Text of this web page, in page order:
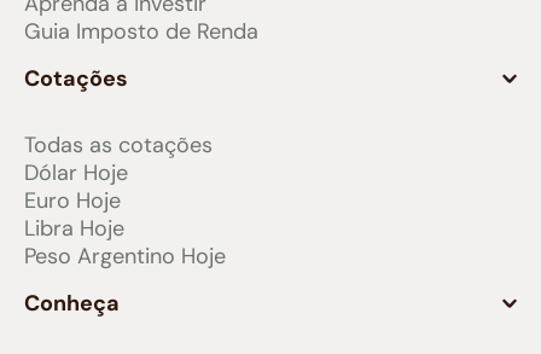
Guia Imposto de Renda
Cotações
Todas as cotações
Dólar Hoje
Euro Hoje
Libra Hoje
Peso Argentino Hoje
Conheça